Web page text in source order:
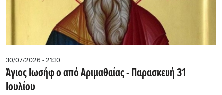
30/07/2026 - 21:30
Άγιος Ιωσήφ ο από Αριμαθαίας - Παρασκευή 31
Ιουλίου